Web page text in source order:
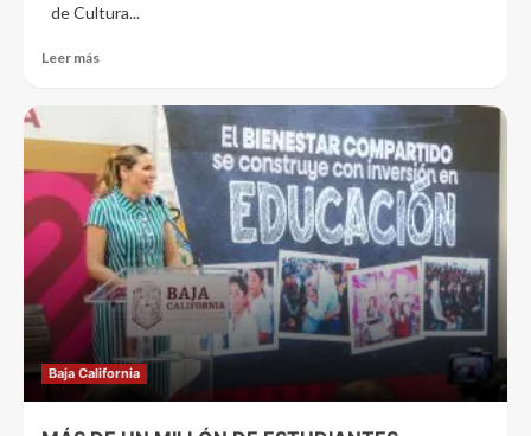
de Cultura...
Leer más
Baja California